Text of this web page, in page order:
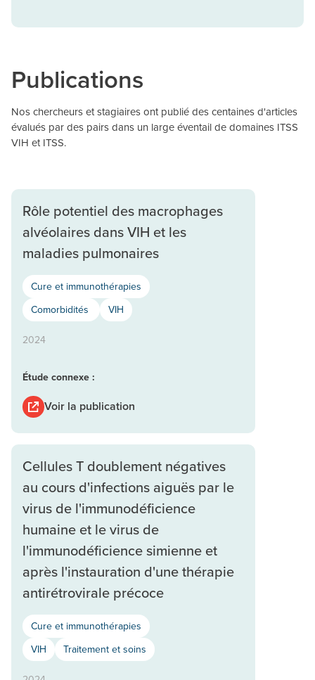
Publications
Nos chercheurs et stagiaires ont publié des centaines d'articles
évalués par des pairs dans un large éventail de domaines ITSS
VIH et ITSS.
Rôle potentiel des macrophages
alvéolaires dans VIH et les
maladies pulmonaires
Cure et immunothérapies
Comorbidités
VIH
2024
Étude connexe :
Voir la publication
Cellules T doublement négatives
au cours d'infections aiguës par le
virus de l'immunodéficience
humaine et le virus de
l'immunodéficience simienne et
après l'instauration d'une thérapie
antirétrovirale précoce
Cure et immunothérapies
VIH
Traitement et soins